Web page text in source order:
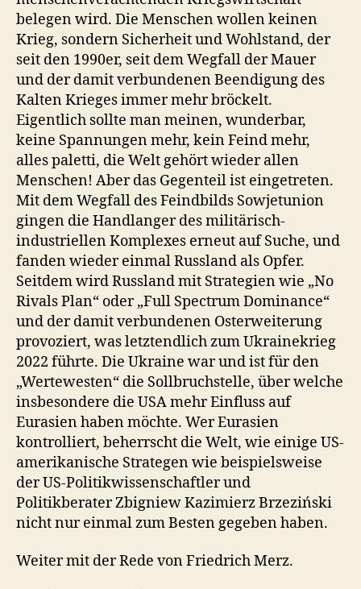
belegen wird. Die Menschen wollen keinen
Krieg, sondern Sicherheit und Wohlstand, der
seit den 1990er, seit dem Wegfall der Mauer
und der damit verbundenen Beendigung des
Kalten Krieges immer mehr bröckelt.
Eigentlich sollte man meinen, wunderbar,
keine Spannungen mehr, kein Feind mehr,
alles paletti, die Welt gehört wieder allen
Menschen! Aber das Gegenteil ist eingetreten.
Mit dem Wegfall des Feindbilds Sowjetunion
gingen die Handlanger des militärisch-
industriellen Komplexes erneut auf Suche, und
fanden wieder einmal Russland als Opfer.
Seitdem wird Russland mit Strategien wie „No
Rivals Plan“ oder „Full Spectrum Dominance“
und der damit verbundenen Osterweiterung
provoziert, was letztendlich zum Ukrainekrieg
2022 führte. Die Ukraine war und ist für den
„Wertewesten“ die Sollbruchstelle, über welche
insbesondere die USA mehr Einfluss auf
Eurasien haben möchte. Wer Eurasien
kontrolliert, beherrscht die Welt, wie einige US-
amerikanische Strategen wie beispielsweise
der US-Politikwissenschaftler und
Politikberater Zbigniew Kazimierz Brzeziński
nicht nur einmal zum Besten gegeben haben.
Weiter mit der Rede von Friedrich Merz.